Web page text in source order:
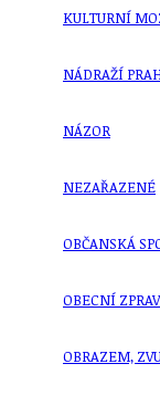
KULTURNÍ
NÁDRAŽÍ
NÁZOR
NEZAŘAZENÉ
OBČANSKÁ
OBECNÍ
OBRAZEM,